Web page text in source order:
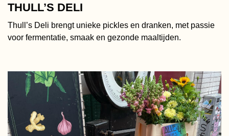
THULL’S DELI
Thull’s Deli brengt unieke pickles en dranken, met passie
voor fermentatie, smaak en gezonde maaltijden.